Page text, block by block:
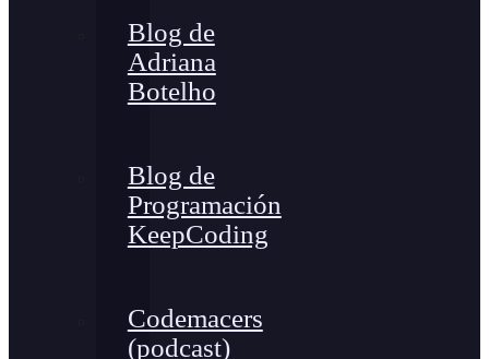
Blog de
Adriana
Botelho
Blog de
Programación
KeepCoding
Codemacers
(podcast)